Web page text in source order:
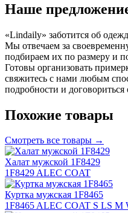
Наше
«Lindaily» заботится об
Мы отвечаем за
подбираем их по размеру и
Готовы организовать
свяжитесь с нами любым
подробности и договориться
Похожие товары
Смотреть все товары →
Халат мужской 1F8429
1F8429 ALEC COAT
Куртка мужская 1F8465
1F8465 ALEC COAT S LS M